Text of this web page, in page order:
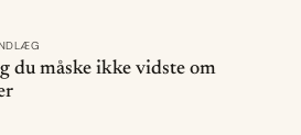
du måske ikke vidste om